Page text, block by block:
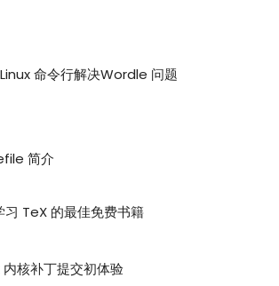
命令行解决Wordle 问题
简介
习 TeX 的最佳免费书籍
内核补丁提交初体验